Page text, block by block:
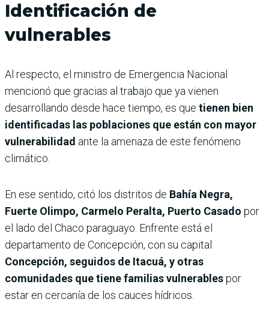
Identificación de
vulnerables
Al respecto, el ministro de Emergencia Nacional
mencionó que gracias al trabajo que ya vienen
desarrollando desde hace tiempo, es que tienen bien
identificadas las poblaciones que están con mayor
vulnerabilidad ante la amenaza de este fenómeno
climático.
En ese sentido, citó los distritos de Bahía Negra,
Fuerte Olimpo, Carmelo Peralta, Puerto Casado por
el lado del Chaco paraguayo. Enfrente está el
departamento de Concepción, con su capital
Concepción, seguidos de Itacuá, y otras
comunidades que tiene familias vulnerablespor
estar en cercanía de los cauces hídricos.